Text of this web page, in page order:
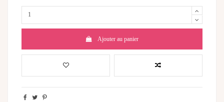
Ajouter au panier